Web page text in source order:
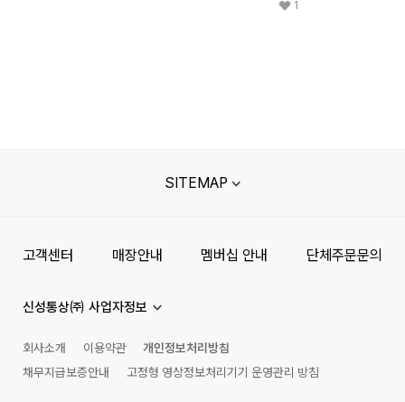
1
SITEMAP
고객센터 매장안내 멤버십 안내 단체주문문의
신성통상㈜ 사업자정보
회사소개 이용약관
개인정보처리방침
채무지급보증안내
고정형 영상정보처리기기 운영관리 방침